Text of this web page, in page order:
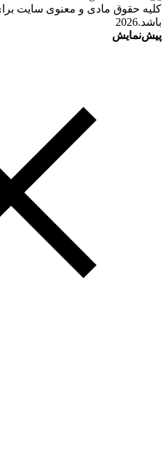
کلیه حقوق مادی و معنوی سایت
باشد.2026
پیش‌نمایش